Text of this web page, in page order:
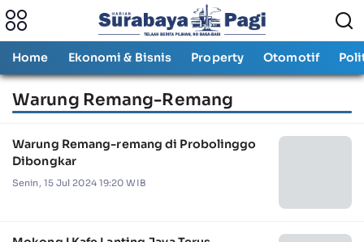
Home Ekonomi & Bisnis Property Otomotif
Warung Remang-Remang
Warung Remang-remang di Probolinggo
Dibongkar
Senin, 15 Jul 2024 19:20 WIB